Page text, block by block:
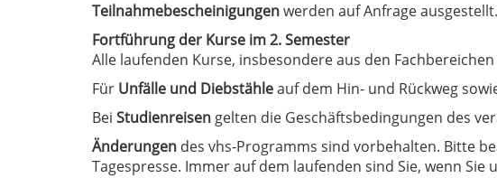
Teilnahmebescheinigungenwerden auf Anfrage ausgestellt.
Fortführung der Kurse im 2. Semester
Alle laufenden Kurse, insbesondere aus den
Für Unfälle und Diebstähleauf dem Hin- und Rückweg
Bei Studienreisen gelten die Geschäftsbedingungen des
Änderungen des vhs-Programms sind vorbehalten. Bitte
Tagespresse. Immer auf dem laufenden sind Sie, wenn